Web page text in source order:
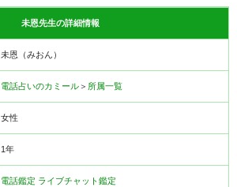
未恩先生の詳細情報
未恩（みおん）
電話占いのカミール＞ 所属一覧
女性
1年
電話鑑定 ライブチャット鑑定